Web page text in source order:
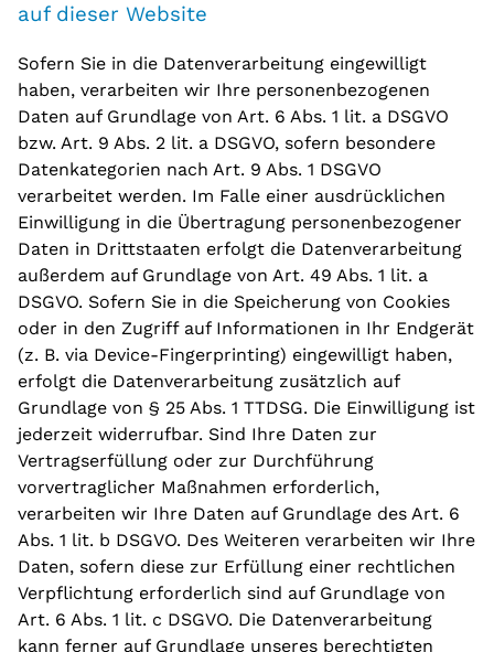
auf dieser Website
Sofern Sie in die Datenverarbeitung eingewilligt
haben, verarbeiten wir Ihre personenbezogenen
Daten auf Grundlage von Art. 6 Abs. 1 lit. a DSGVO
bzw. Art. 9 Abs. 2 lit. a DSGVO, sofern besondere
Datenkategorien nach Art. 9 Abs. 1 DSGVO
verarbeitet werden. Im Falle einer ausdrücklichen
Einwilligung in die Übertragung personenbezogener
Daten in Drittstaaten erfolgt die Datenverarbeitung
außerdem auf Grundlage von Art. 49 Abs. 1 lit. a
DSGVO. Sofern Sie in die Speicherung von Cookies
oder in den Zugriff auf Informationen in Ihr Endgerät
(z. B. via Device-Fingerprinting) eingewilligt haben,
erfolgt die Datenverarbeitung zusätzlich auf
Grundlage von § 25 Abs. 1 TTDSG. Die Einwilligung ist
jederzeit widerrufbar. Sind Ihre Daten zur
Vertragserfüllung oder zur Durchführung
vorvertraglicher Maßnahmen erforderlich,
verarbeiten wir Ihre Daten auf Grundlage des Art. 6
Abs. 1 lit. b DSGVO. Des Weiteren verarbeiten wir Ihre
Daten, sofern diese zur Erfüllung einer rechtlichen
Verpflichtung erforderlich sind auf Grundlage von
Art. 6 Abs. 1 lit. c DSGVO. Die Datenverarbeitung
kann ferner auf Grundlage unseres berechtigten